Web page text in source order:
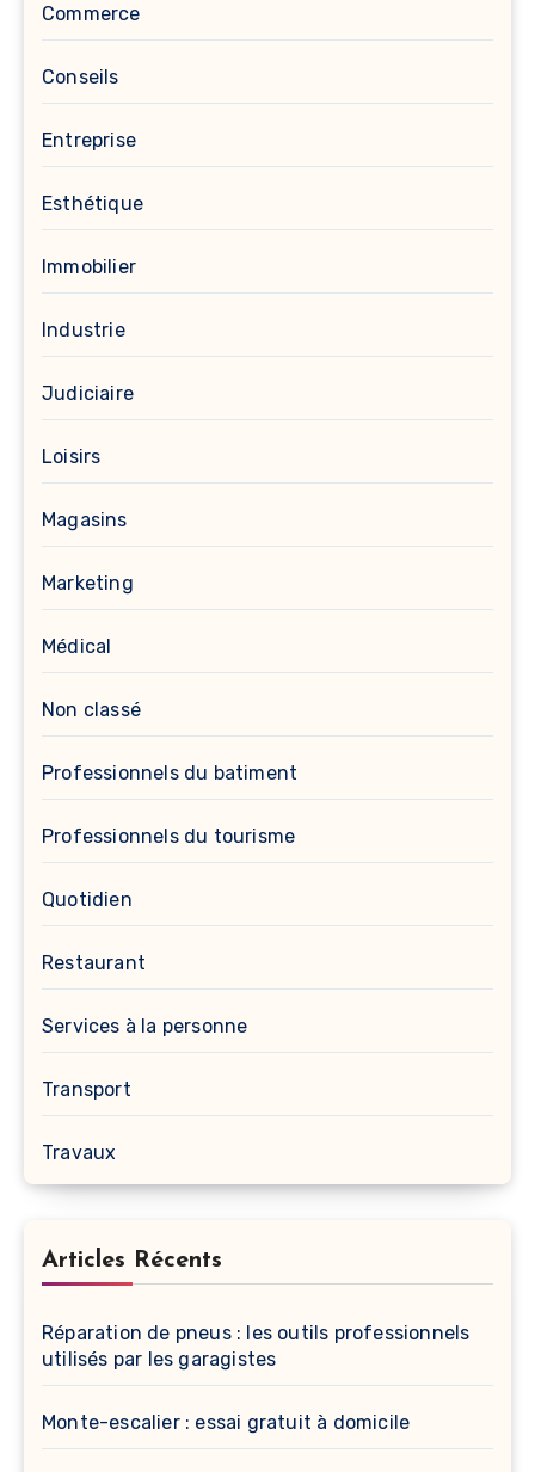
Commerce
Conseils
Entreprise
Esthétique
Immobilier
Industrie
Judiciaire
Loisirs
Magasins
Marketing
Médical
Non classé
Professionnels du batiment
Professionnels du tourisme
Quotidien
Restaurant
Services à la personne
Transport
Travaux
Articles Récents
Réparation de pneus : les outils professionnels
utilisés par les garagistes
Monte-escalier : essai gratuit à domicile